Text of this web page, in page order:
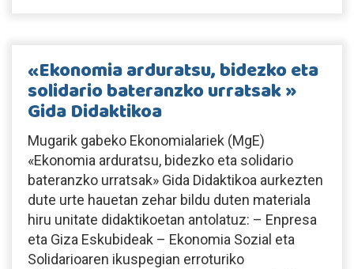
«Ekonomia arduratsu, bidezko eta
solidario bateranzko urratsak »
Gida Didaktikoa
Mugarik gabeko Ekonomialariek (MgE)
«Ekonomia arduratsu, bidezko eta solidario
bateranzko urratsak» Gida Didaktikoa aurkezten
dute urte hauetan zehar bildu duten materiala
hiru unitate didaktikoetan antolatuz: – Enpresa
eta Giza Eskubideak – Ekonomia Sozial eta
Solidarioaren ikuspegian erroturiko